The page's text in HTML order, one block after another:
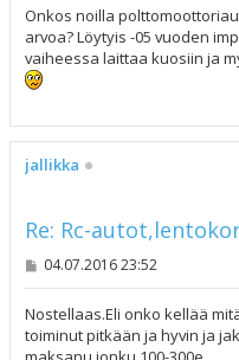
s
t
Onkos noilla
arvoa? Löytyis -05 vuoden
vaiheessa laittaa kuosiin ja
jallikka
Re: Rc-
V
s
t
i
04.07.2016 23:52
Nostellaas.Eli onko kellää
toiminut pitkään ja hyvin ja